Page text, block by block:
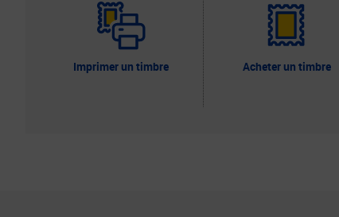
Imprimer un timbre Acheter un timbre